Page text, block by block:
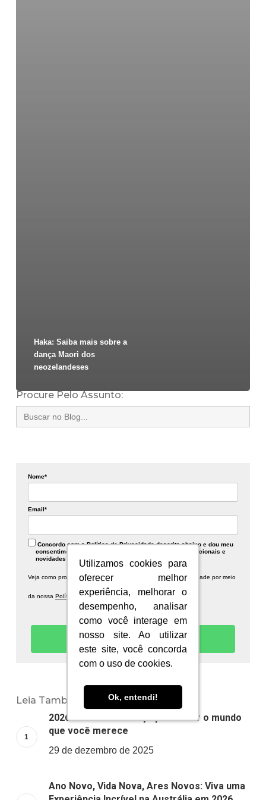
Utilizamos cookies para
oferecer melhor
experiência, melhorar o
desempenho, analisar
como você interage em
nosso site. Ao utilizar
este site, você concorda
com o uso de cookies.
Ok, entendi!
Utilizamos cookies para
oferecer melhor
experiência, melhorar o
desempenho, analisar
como você interage em
nosso site. Ao utilizar
este site, você concorda
com o uso de cookies.
Ok, entendi!
Haka: Saiba mais sobre a
dança Maori dos
neozelandeses
Procure Pelo Assunto:
Search
for:
Nome*
Email*
Concordo com a Política de Privacidade descrita abaixo e dou meu
consentimento para recebimento de publicidades institucionais e
novidades sobre a Information Planet.
Veja como protegemos seus dados e respeitamos sua privacidade por meio
da nossa Política de Privacidade.
Quero receber novidades!
Leia Também:
2026: um novo começo para viver o mundo
que você merece
29 de dezembro de 2025
Ano Novo, Vida Nova, Ares Novos: Viva uma